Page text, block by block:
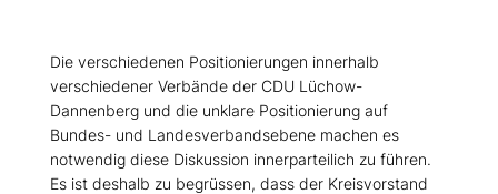
Die verschiedenen Positionierungen innerhalb
verschiedener Verbände der CDU Lüchow-
Dannenberg und die unklare Positionierung auf
Bundes- und Landesverbandsebene machen es
notwendig diese Diskussion innerparteilich zu führen.
Es ist deshalb zu begrüssen, dass der Kreisvorstand